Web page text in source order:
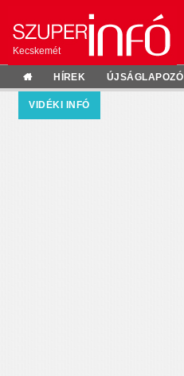
Kecskemét
HÍREK ÚJSÁGLAPOZÓ
VIDÉKI INFÓ